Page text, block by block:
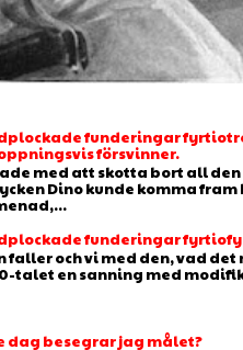
funderingar
försvinner.
med att skotta bort all
Dino kunde komma
funderingar
faller och vi med den, vad
talet en sanning med
dag besegrar jag målet?